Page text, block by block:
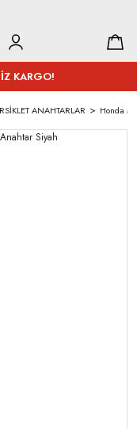
KARGO!
ANAHTARLAR Honda